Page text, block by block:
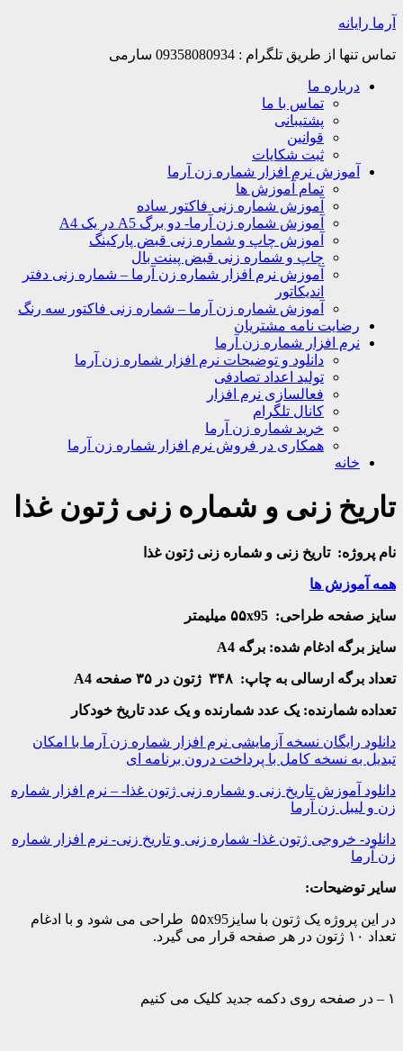
Skip
content
آرما رایانه
تماس تنها از طریق تلگرام : 09358080934 سارمی
درباره ما
تماس با ما
پشتیبانی
قوانین
ثبت شکایات
آموزش نرم افزار شماره زن آرما
تمام آموزش ها
آموزش شماره زنی فاکتور ساده
آموزش شماره زن آرما- دو برگ A5 در یک A4
آموزش چاپ و شماره زنی قبض پارکینگ
چاپ و شماره زنی قبض پینت بال
آموزش نرم افزار شماره زن آرما – شماره زنی دفتر
اندیکاتور
آموزش شماره زن آرما – شماره زنی فاکتور سه رنگ
رضایت نامه مشتریان
نرم افزار شماره زن آرما
دانلود و توضیحات نرم افزار شماره زن آرما
تولید اعداد تصادفی
فعالسازی نرم افزار
کانال تلگرام
خرید شماره زن آرما
همکاری در فروش نرم افزار شماره زن آرما
خانه
تاریخ زنی و شماره زنی ژتون غذا
نام پروژه: تاریخ زنی و شماره زنی ژتون غذا
همه آموزش ها
سایز صفحه طراحی: ۵۵x95 میلیمتر
سایز برگه ادغام شده: برگه A4
تعداد برگه ارسالی به چاپ: A4
تعداده شمارنده: یک عدد شمارنده و یک عدد تاریخ خودکار
دانلود رایگان نسخه آزمایشی نرم افزار شماره زن آرما با امکان
تبدیل به نسخه کامل با پرداخت درون برنامه ای
دانلود آموزش تاریخ زنی و شماره زنی ژتون غذا- – نرم افزار شماره
زن و لیبل زن آرما
دانلود- خروجی ژتون غذا- شماره زنی و تاریخ زنی- نرم افزار شماره
زن آرما
سایر توضیحات:
در این پروژه یک ژتون با سایز۵۵x95 طراحی می شود و با ادغام
تعداد ۱۰ ژتون در هر صفحه قرار می گیرد.
۱ – در صفحه روی دکمه جدید کلیک می کنیم